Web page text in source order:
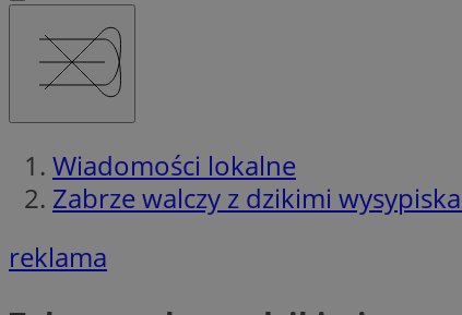
Wiadomości lokalne
Zabrze walczy z dzikimi
reklama